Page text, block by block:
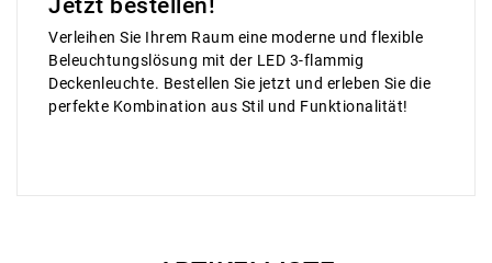
Verleihen Sie Ihrem Raum eine moderne und flexible
Beleuchtungslösung mit der LED 3-flammig
Deckenleuchte. Bestellen Sie jetzt und erleben Sie die
perfekte Kombination aus Stil und Funktionalität!